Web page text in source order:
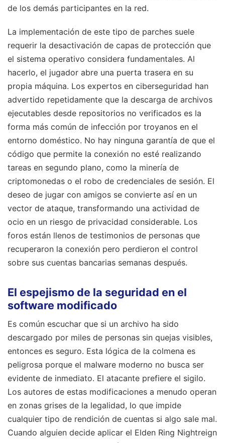
de los demás participantes en la red.
La implementación de este tipo de parches suele
requerir la desactivación de capas de protección que
el sistema operativo considera fundamentales. Al
hacerlo, el jugador abre una puerta trasera en su
propia máquina. Los expertos en ciberseguridad han
advertido repetidamente que la descarga de archivos
ejecutables desde repositorios no verificados es la
forma más común de infección por troyanos en el
entorno doméstico. No hay ninguna garantía de que el
código que permite la conexión no esté realizando
tareas en segundo plano, como la minería de
criptomonedas o el robo de credenciales de sesión. El
deseo de jugar con amigos se convierte así en un
vector de ataque, transformando una actividad de
ocio en un riesgo de privacidad considerable. Los
foros están llenos de testimonios de personas que
recuperaron la conexión pero perdieron el control
sobre sus cuentas bancarias semanas después.
El espejismo de la seguridad en el
software modificado
Es común escuchar que si un archivo ha sido
descargado por miles de personas sin quejas visibles,
entonces es seguro. Esta lógica de la colmena es
peligrosa porque el malware moderno no busca ser
evidente de inmediato. El atacante prefiere el sigilo.
Los autores de estas modificaciones a menudo operan
en zonas grises de la legalidad, lo que impide
cualquier tipo de rendición de cuentas si algo sale mal.
Cuando alguien decide aplicar el Elden Ring Nightreign